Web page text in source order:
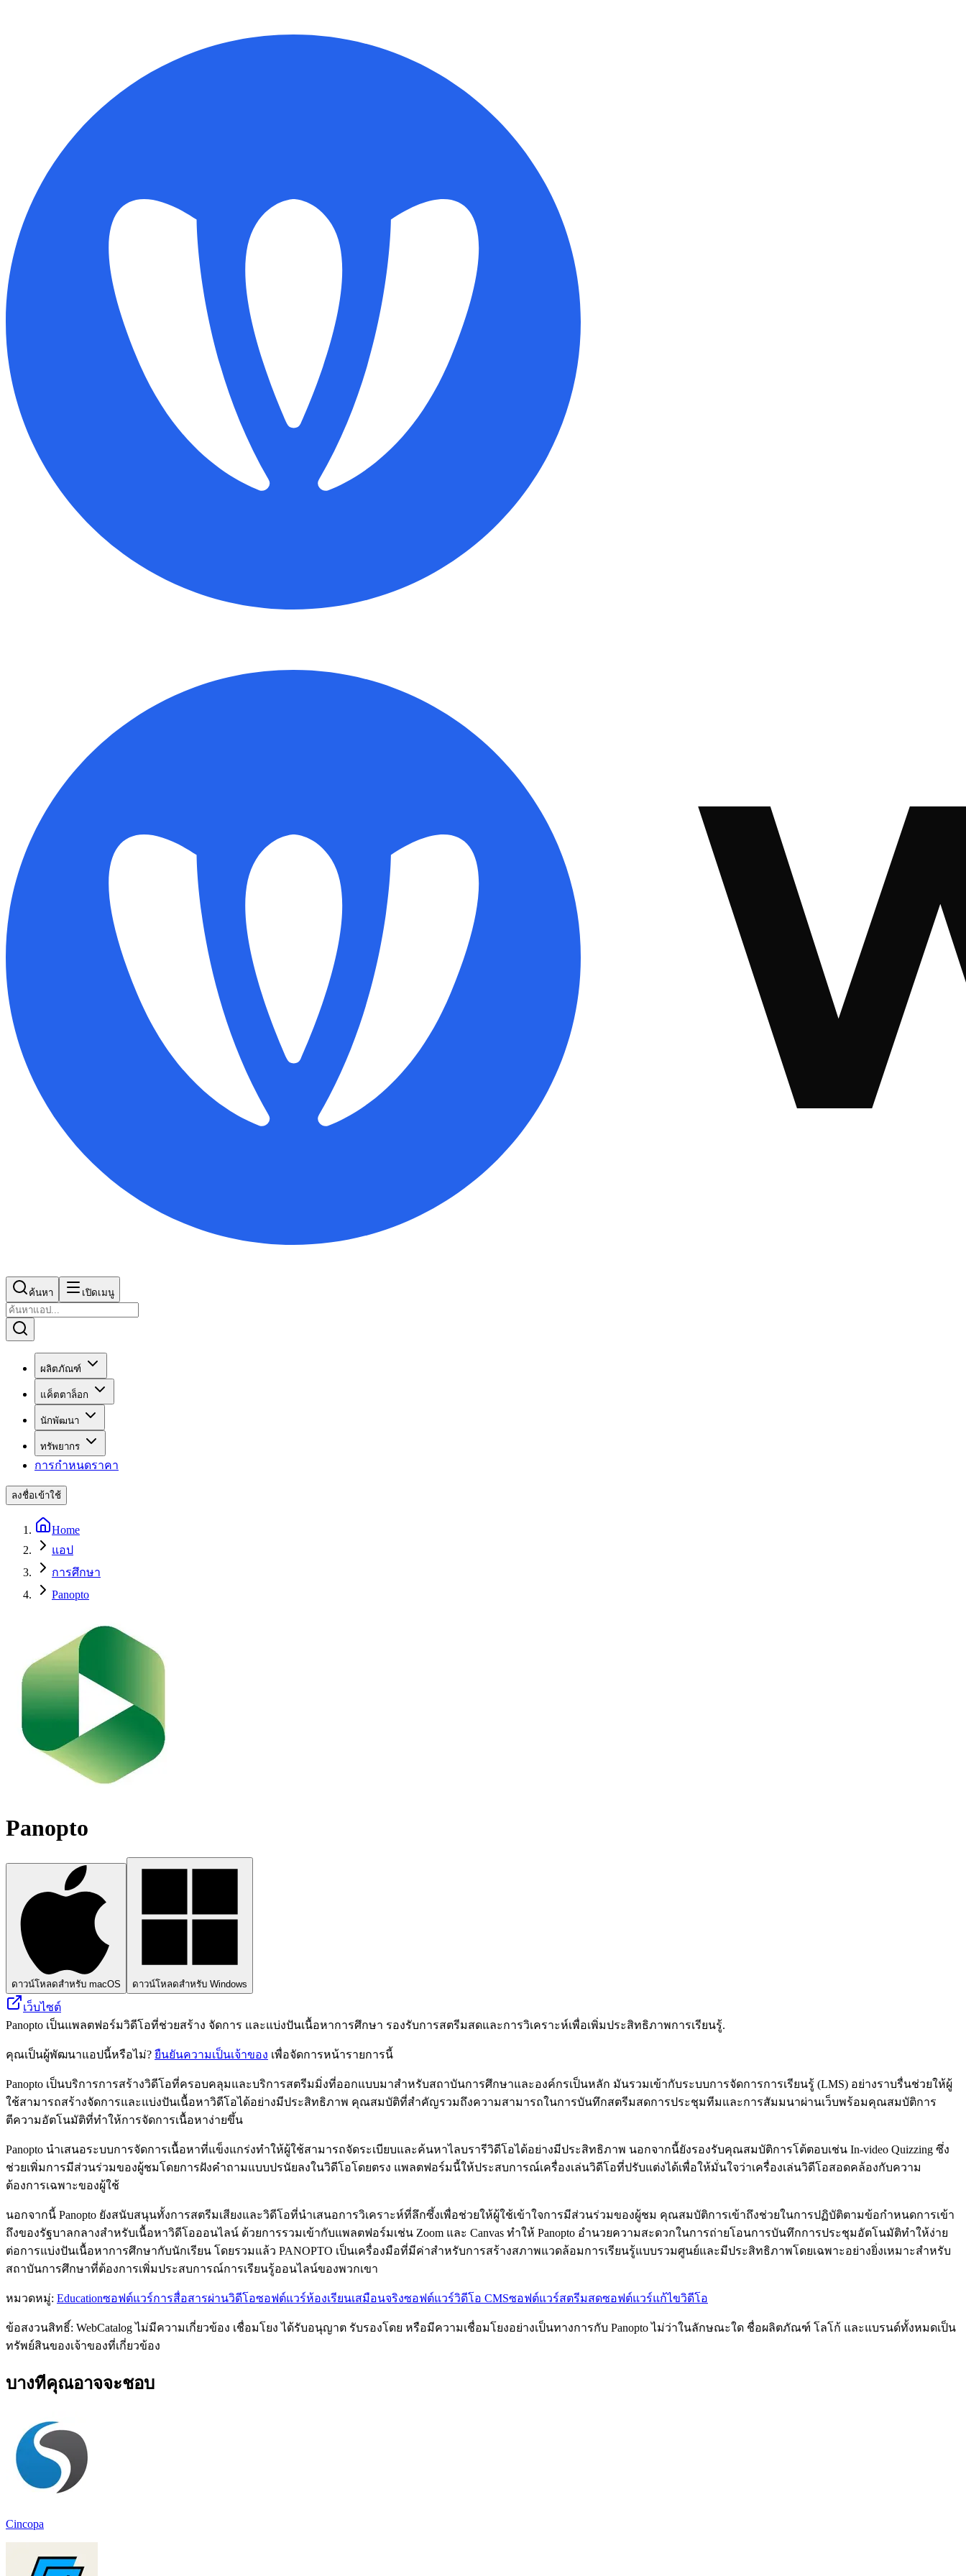
ค้นหา เปิดเมนู
ผลิตภัณฑ์
แค็ตตาล็อก
นักพัฒนา
ทรัพยากร
การกำหนดราคา
ลงชื่อเข้าใช้
Home
แอป
การศึกษา
Panopto
Panopto
ดาวน์โหลดสำหรับ macOS ดาวน์โหลดสำหรับ Windows
เว็บไซต์
Panopto เป็นแพลตฟอร์มวิดีโอที่ช่วยสร้าง จัดการ และแบ่งปันเนื้อหาการศึกษา รองรับการสตรีมสดและการวิเคราะห์เพื่อเพิ่มประสิทธิภาพการเรียนรู้.
คุณเป็นผู้พัฒนาแอปนี้หรือไม่? ยืนยันความเป็นเจ้าของ เพื่อจัดการหน้ารายการนี้
Panopto เป็นบริการการสร้างวิดีโอที่ครอบคลุมและบริการสตรีมมิ่งที่ออกแบบมาสำหรับสถาบันการศึกษาและองค์กรเป็นหลัก มันรวมเข้ากับระบบการจัดการการเรียนรู้ (LMS) อย่างราบรื่นช่วยให้ผู้
ใช้สามารถสร้างจัดการและแบ่งปันเนื้อหาวิดีโอได้อย่างมีประสิทธิภาพ คุณสมบัติที่สำคัญรวมถึงความสามารถในการบันทึกสตรีมสดการประชุมทีมและการสัมมนาผ่านเว็บพร้อมคุณสมบัติการ
ตีความอัตโนมัติที่ทำให้การจัดการเนื้อหาง่ายขึ้น
Panopto นำเสนอระบบการจัดการเนื้อหาที่แข็งแกร่งทำให้ผู้ใช้สามารถจัดระเบียบและค้นหาไลบรารีวิดีโอได้อย่างมีประสิทธิภาพ นอกจากนี้ยังรองรับคุณสมบัติการโต้ตอบเช่น In-video Quizzing ซึ่ง
ช่วยเพิ่มการมีส่วนร่วมของผู้ชมโดยการฝังคำถามแบบปรนัยลงในวิดีโอโดยตรง แพลตฟอร์มนี้ให้ประสบการณ์เครื่องเล่นวิดีโอที่ปรับแต่งได้เพื่อให้มั่นใจว่าเครื่องเล่นวิดีโอสอดคล้องกับความ
ต้องการเฉพาะของผู้ใช้
นอกจากนี้ Panopto ยังสนับสนุนทั้งการสตรีมเสียงและวิดีโอที่นำเสนอการวิเคราะห์ที่ลึกซึ้งเพื่อช่วยให้ผู้ใช้เข้าใจการมีส่วนร่วมของผู้ชม คุณสมบัติการเข้าถึงช่วยในการปฏิบัติตามข้อกำหนดการเข้า
ถึงของรัฐบาลกลางสำหรับเนื้อหาวิดีโอออนไลน์ ด้วยการรวมเข้ากับแพลตฟอร์มเช่น Zoom และ Canvas ทำให้ Panopto อำนวยความสะดวกในการถ่ายโอนการบันทึกการประชุมอัตโนมัติทำให้ง่าย
ต่อการแบ่งปันเนื้อหาการศึกษากับนักเรียน โดยรวมแล้ว PANOPTO เป็นเครื่องมือที่มีค่าสำหรับการสร้างสภาพแวดล้อมการเรียนรู้แบบรวมศูนย์และมีประสิทธิภาพโดยเฉพาะอย่างยิ่งเหมาะสำหรับ
สถาบันการศึกษาที่ต้องการเพิ่มประสบการณ์การเรียนรู้ออนไลน์ของพวกเขา
หมวดหมู่: Educationซอฟต์แวร์การสื่อสารผ่านวิดีโอซอฟต์แวร์ห้องเรียนเสมือนจริงซอฟต์แวร์วิดีโอ CMSซอฟต์แวร์สตรีมสดซอฟต์แวร์แก้ไขวิดีโอ
ข้อสงวนสิทธิ์: WebCatalog ไม่มีความเกี่ยวข้อง เชื่อมโยง ได้รับอนุญาต รับรองโดย หรือมีความเชื่อมโยงอย่างเป็นทางการกับ Panopto ไม่ว่าในลักษณะใด ชื่อผลิตภัณฑ์ โลโก้ และแบรนด์ทั้งหมดเป็น
ทรัพย์สินของเจ้าของที่เกี่ยวข้อง
บางทีคุณอาจจะชอบ
Cincopa